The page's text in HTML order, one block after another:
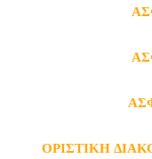
ΟΡΙΣΤΙΚΗ